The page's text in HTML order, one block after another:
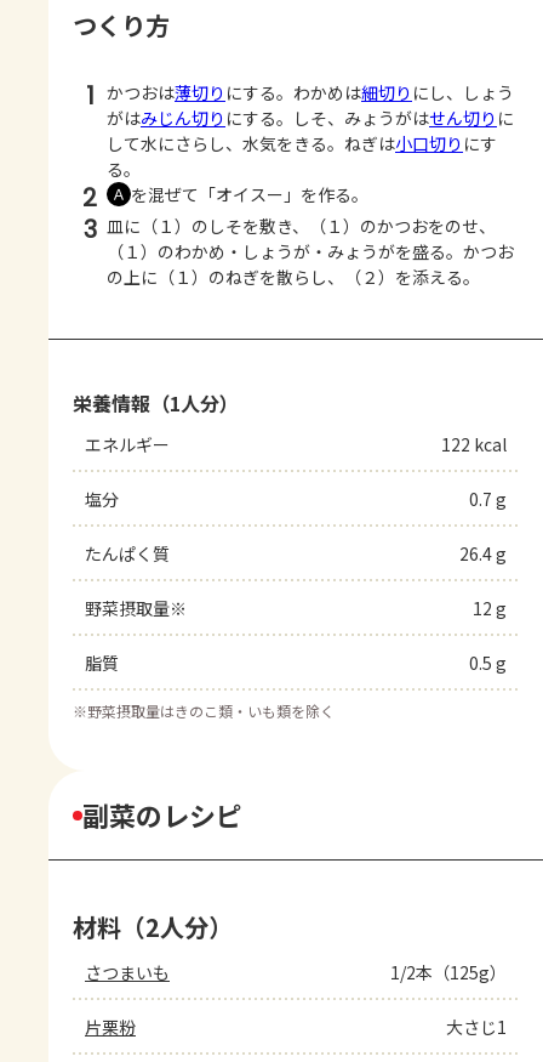
つくり方
1 かつおは薄切り にする。わかめは細切り にし、しょう
がはみじん切り にする。しそ、みょうがはせん切り に
して水にさらし、水気をきる。ねぎは小口切り にす
る。
2 Ａ を混ぜて「オイスー」を作る。
3 皿に（１）のしそを敷き、（１）のかつおをのせ、
（１）のわかめ・しょうが・みょうがを盛る。かつお
の上に（１）のねぎを散らし、（２）を添える。
栄養情報（1人分）
エネルギー 122 kcal
塩分 0.7 g
たんぱく質 26.4 g
野菜摂取量※ 12 g
脂質 0.5 g
※野菜摂取量はきのこ類・いも類を除く
副菜のレシピ
材料（2人分）
さつまいも 1/2本（125g）
片栗粉 大さじ1